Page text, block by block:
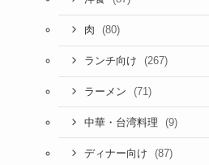
肉 (80)
ランチ向け (267)
ラーメン (71)
中華・台湾料理 (9)
ディナー向け (87)